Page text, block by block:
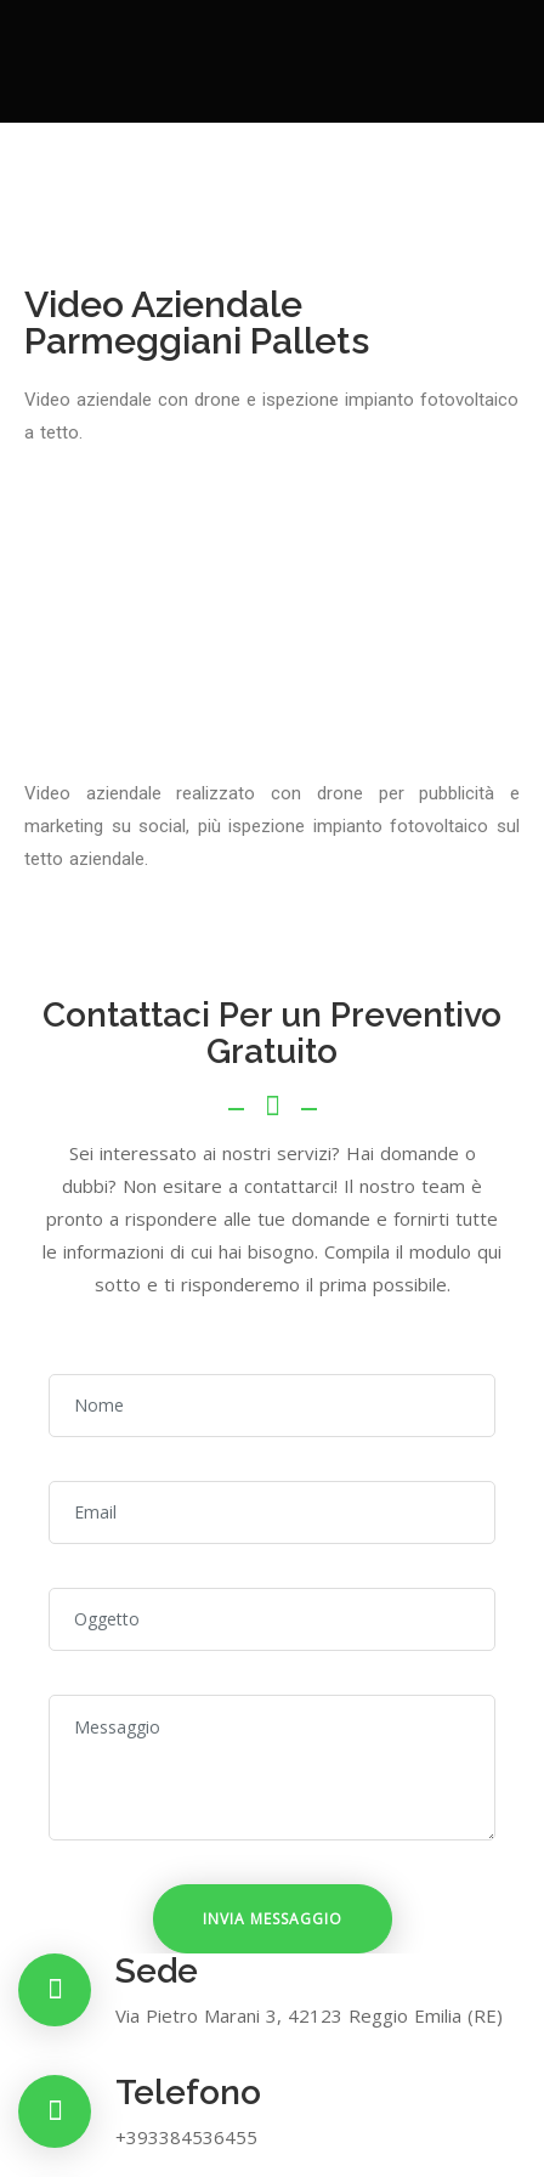
Video Aziendale
Parmeggiani Pallets
Video aziendale con drone e ispezione impianto fotovoltaico
a tetto.
Video aziendale realizzato con drone per pubblicità e
marketing su social, più ispezione impianto fotovoltaico sul
tetto aziendale.
Contattaci Per un Preventivo
Gratuito
Sei interessato ai nostri servizi? Hai domande o
dubbi? Non esitare a contattarci! Il nostro team è
pronto a rispondere alle tue domande e fornirti tutte
le informazioni di cui hai bisogno. Compila il modulo qui
sotto e ti risponderemo il prima possibile.
Sede
Via Pietro Marani 3, 42123 Reggio Emilia (RE)
Telefono
+393384536455